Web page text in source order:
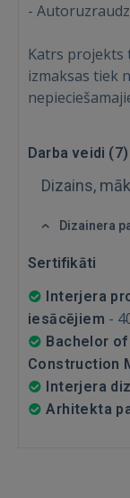
-
Katrs projekts
izmaksas tiek
Darba veidi (7)
Dizains,
Dizainera
Sertifikāti
Interjera
iesācējiem -
Bachelor
Construction
Interjera
Arhitekta